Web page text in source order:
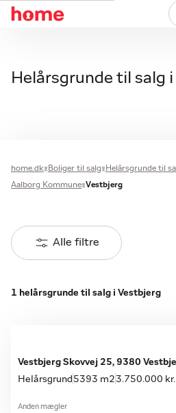
Helårsgrunde til salg
home.dk Boliger til salg Helårsgrunde til
Aalborg Kommune Vestbjerg
Alle filtre
1 helårsgrunde til salg i Vestbjerg
Vestbjerg Skovvej 25, 9380
Helårsgrund 5393 m2 3.750.000 kr.
Anden mægler